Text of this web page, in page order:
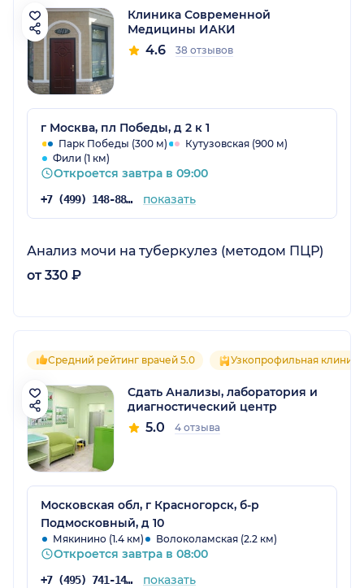
Клиника Современной
Медицины ИАКИ
4.6 38 отзывов
г Москва, пл Победы, д 2 к 1
Парк Победы (300 м)
Кутузовская (900 м)
Фили (1 км)
Откроется завтра в 09:00
+7 (499) 148-88-66 показать
Анализ мочи на туберкулез (методом ПЦР)
от 330 ₽
Средний рейтинг врачей 5.0 Узкопрофильная клиника
Сдать Анализы, лаборатория и
диагностический центр
5.0 4 отзыва
Московская обл, г Красногорск, б-р
Подмосковный, д 10
Мякинино (1.4 км) Волоколамская (2.2 км)
Откроется завтра в 08:00
+7 (495) 741-14-58 показать